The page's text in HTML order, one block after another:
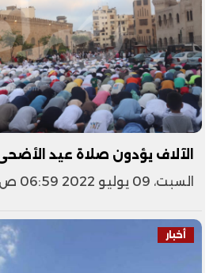
الآلاف يؤدون صلاة عيد الأضحى
السبت، 09 يوليو 2022 06:59 ص
أخبار